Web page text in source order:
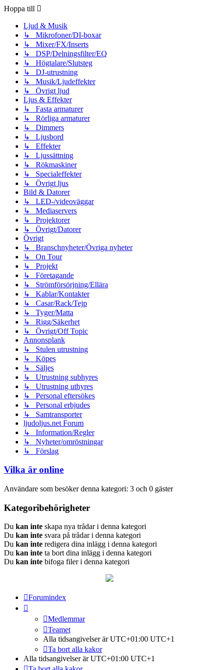
Hoppa till
Ljud & Musik
↳ Mikrofoner/DI-boxar
↳ Mixer/FX/Inserts
↳ DSP/Delningsfilter/EQ
↳ Högtalare/Slutsteg
↳ DJ-utrustning
↳ Musik/Ljudeffekter
↳ Övrigt ljud
Ljus & Effekter
↳ Fasta armaturer
↳ Rörliga armaturer
↳ Dimmers
↳ Ljusbord
↳ Effekter
↳ Ljussättning
↳ Rökmaskiner
↳ Specialeffekter
↳ Övrigt ljus
Bild & Datorer
↳ LED-/videoväggar
↳ Mediaservers
↳ Projektorer
↳ Övrigt/Datorer
Övrigt
↳ Branschnyheter/Övriga nyheter
↳ On Tour
↳ Projekt
↳ Företagande
↳ Strömförsörjning/Ellära
↳ Kablar/Kontakter
↳ Casar/Rack/Tejp
↳ Tyger/Matta
↳ Rigg/Säkerhet
↳ Övrigt/Off Topic
Annonsplank
↳ Stulen utrustning
↳ Köpes
↳ Säljes
↳ Utrustning subhyres
↳ Utrustning uthyres
↳ Personal eftersökes
↳ Personal erbjudes
↳ Samtransporter
ljudoljus.net Forum
↳ Information/Regler
↳ Nyheter/omröstningar
↳ Förslag
Vilka är online
Användare som besöker denna kategori: 3 och 0 gäster
Kategoribehörigheter
Du kan inte skapa nya trådar i denna kategori
Du kan inte svara på trådar i denna kategori
Du kan inte redigera dina inlägg i denna kategori
Du kan inte ta bort dina inlägg i denna kategori
Du kan inte bifoga filer i denna kategori
Forumindex
Medlemmar
Teamet
Alla tidsangivelser är UTC+01:00 UTC+1
Ta bort alla kakor
Alla tidsangivelser är UTC+01:00 UTC+1